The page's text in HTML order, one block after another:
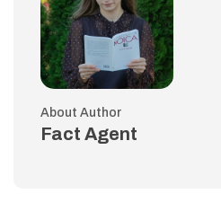
About Author
Fact Agent